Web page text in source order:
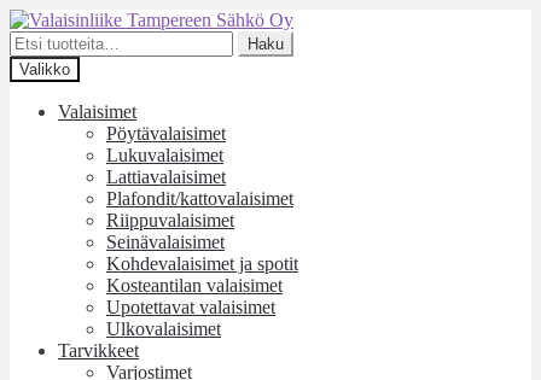
Siirry
navigointiin
Siirry
sisältöön
Etsi:
Haku
Valikko
Valaisimet
Pöytävalaisimet
Lukuvalaisimet
Lattiavalaisimet
Plafondit/kattovalaisimet
Riippuvalaisimet
Seinävalaisimet
Kohdevalaisimet ja spotit
Kosteantilan valaisimet
Upotettavat valaisimet
Ulkovalaisimet
Tarvikkeet
Varjostimet